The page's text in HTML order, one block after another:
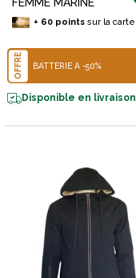
+ 60pointssur la carte
OFFRE BATTERIE À -50%
Disponible en livraison